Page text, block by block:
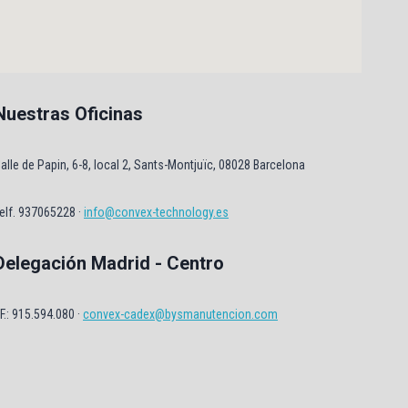
Oficinas
de Papin, 6-8, local 2, Sants-Montjuïc, 08028 Barcelona
937065228 · info@convex-technology.es
Madrid - Centro
915.594.080 · convex-cadex@bysmanutencion.com